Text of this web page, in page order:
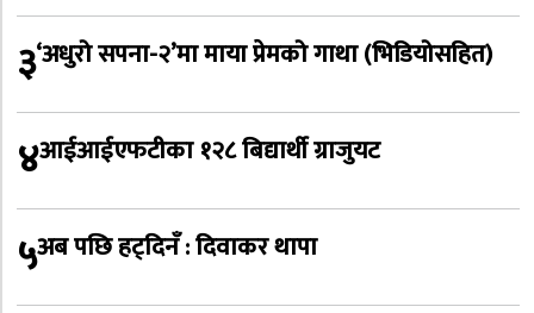
३‘अधुरो सपना-२’मा माया प्रेमको गाथा (भिडियोसहित)
४आईआईएफटीका १२८ बिद्यार्थी ग्राजुयट
५अब पछि हट्दिनँ : दिवाकर थापा